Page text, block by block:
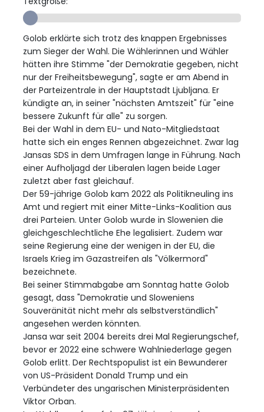
Golob erklärte sich trotz des knappen Ergebnisses
zum Sieger der Wahl. Die Wählerinnen und Wähler
hätten ihre Stimme "der Demokratie gegeben, nicht
nur der Freiheitsbewegung", sagte er am Abend in
der Parteizentrale in der Hauptstadt Ljubljana. Er
kündigte an, in seiner "nächsten Amtszeit" für "eine
bessere Zukunft für alle" zu sorgen.
Bei der Wahl in dem EU- und Nato-Mitgliedstaat
hatte sich ein enges Rennen abgezeichnet. Zwar lag
Jansas SDS in dem Umfragen lange in Führung. Nach
einer Aufholjagd der Liberalen lagen beide Lager
zuletzt aber fast gleichauf.
Der 59-jährige Golob kam 2022 als Politikneuling ins
Amt und regiert mit einer Mitte-Links-Koalition aus
drei Parteien. Unter Golob wurde in Slowenien die
gleichgeschlechtliche Ehe legalisiert. Zudem war
seine Regierung eine der wenigen in der EU, die
Israels Krieg im Gazastreifen als "Völkermord"
bezeichnete.
Bei seiner Stimmabgabe am Sonntag hatte Golob
gesagt, dass "Demokratie und Sloweniens
Souveränität nicht mehr als selbstverständlich"
angesehen werden könnten.
Jansa war seit 2004 bereits drei Mal Regierungschef,
bevor er 2022 eine schwere Wahlniederlage gegen
Golob erlitt. Der Rechtspopulist ist ein Bewunderer
von US-Präsident Donald Trump und ein
Verbündeter des ungarischen Ministerpräsidenten
Viktor Orban.